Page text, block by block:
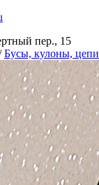
пер., 15
Бусы, кулоны, цепи